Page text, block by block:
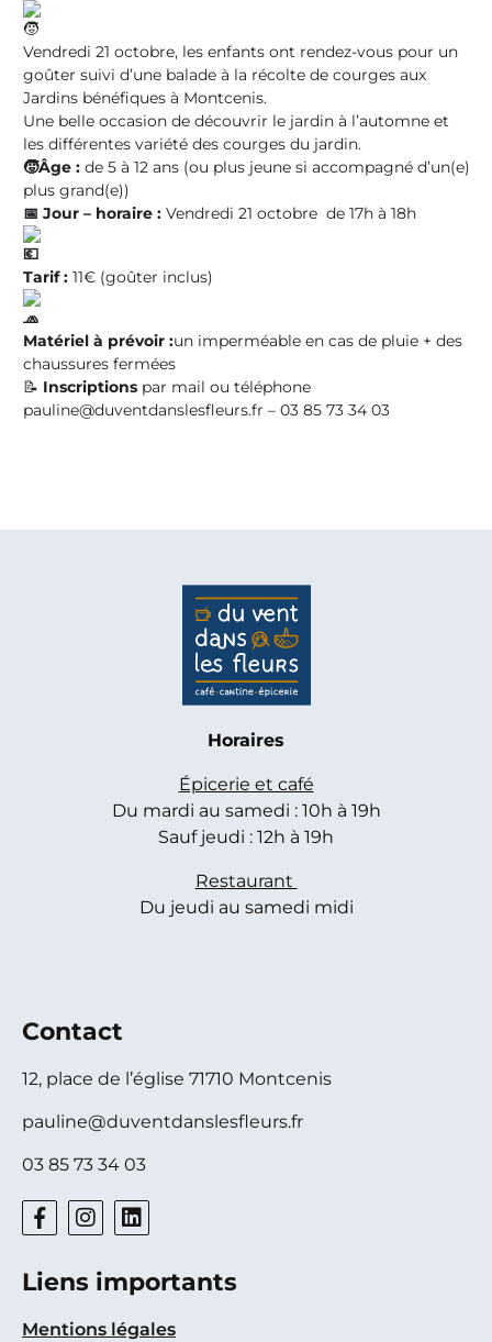
Vendredi 21 octobre, les enfants ont rendez-vous pour un
goûter suivi d’une balade à la récolte de courges aux
Jardins bénéfiques à Montcenis.
Une belle occasion de découvrir le jardin à l’automne et
les différentes variété des courges du jardin.
🧒Âge : de 5 à 12 ans (ou plus jeune si accompagné d’un(e)
plus grand(e))
📅 Jour – horaire : Vendredi 21 octobre de 17h à 18h
Tarif : 11€ (goûter inclus)
Matériel à prévoir :un imperméable en cas de pluie + des
chaussures fermées
📝 Inscriptions par mail ou téléphone
pauline@duventdanslesfleurs.fr – 03 85 73 34 03
Horaires
Épicerie et café
Du mardi au samedi : 10h à 19h
Sauf jeudi : 12h à 19h
Restaurant
Du jeudi au samedi midi
Contact
12, place de l’église 71710 Montcenis
pauline@duventdanslesfleurs.fr
03 85 73 34 03
Liens importants
Mentions légales